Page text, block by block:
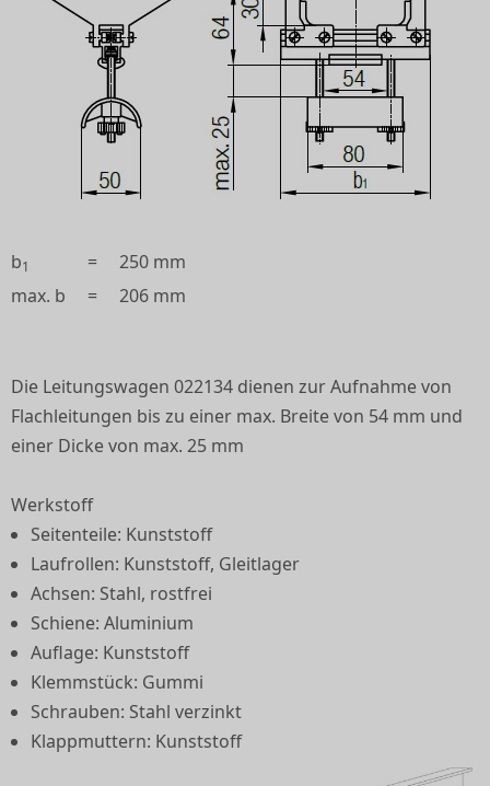
b1 =
250 mm
max. b
= 206 mm
Die Leitungswagen 022134 dienen zur Aufnahme von
Flachleitungen bis zu einer max. Breite von 54 mm und
einer Dicke von max. 25 mm
Werkstoff
Seitenteile: Kunststoff
Laufrollen: Kunststoff, Gleitlager
Achsen: Stahl, rostfrei
Schiene: Aluminium
Auflage: Kunststoff
Klemmstück: Gummi
Schrauben: Stahl verzinkt
Klappmuttern: Kunststoff